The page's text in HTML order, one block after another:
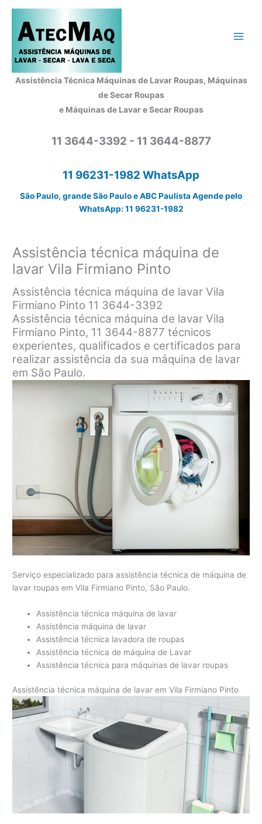
Assistência Técnica Máquinas de Lavar Roupas, Máquinas
de Secar Roupas
e Máquinas de Lavar e Secar Roupas
11 3644-3392 - 11 3644-8877
11 96231-1982 WhatsApp
São Paulo, grande São Paulo e ABC Paulista Agende pelo
WhatsApp: 11 96231-1982
Assistência técnica máquina de
lavar Vila Firmiano Pinto
Assistência técnica máquina de lavar Vila
Firmiano Pinto 11 3644-3392
Assistência técnica máquina de lavar Vila
Firmiano Pinto, 11 3644-8877 técnicos
experientes, qualificados e certificados para
realizar assistência da sua máquina de lavar
em São Paulo.
Serviço especializado para assistência técnica de máquina de
lavar roupas em Vila Firmiano Pinto, São Paulo.
Assistência técnica máquina de lavar
Assistência máquina de lavar
Assistência técnica lavadora de roupas
Assistência técnica de máquina de Lavar
Assistência técnica para máquinas de lavar roupas
Assistência técnica máquina de lavar em Vila Firmiano Pinto